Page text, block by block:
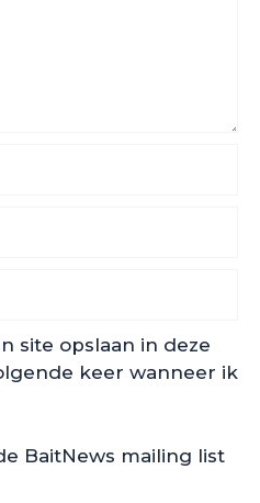
site opslaan in deze
keer wanneer ik
BaitNews mailing list